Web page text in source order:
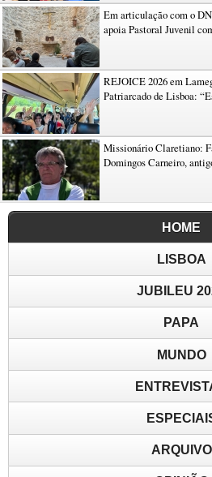
Em articulação com o
apoia Pastoral Juvenil
REJOICE 2026 em
Patriarcado de Lisboa:
Missionário Claretiano:
Domingos Carneiro,
HOME
LISBOA
JUBILEU
PAPA
MUNDO
ARQUIVO